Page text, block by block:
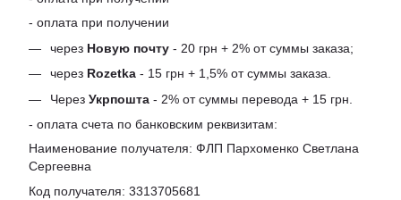
- оплата при получении
через Новую почту - 20 грн + 2% от суммы заказа;
через Rozetka - 15 грн + 1,5% от суммы заказа.
Через Укрпошта - 2% от суммы перевода + 15 грн.
- оплата счета по банковским реквизитам:
Наименование получателя: ФЛП Пархоменко Светлана
Сергеевна
Код получателя: 3313705681